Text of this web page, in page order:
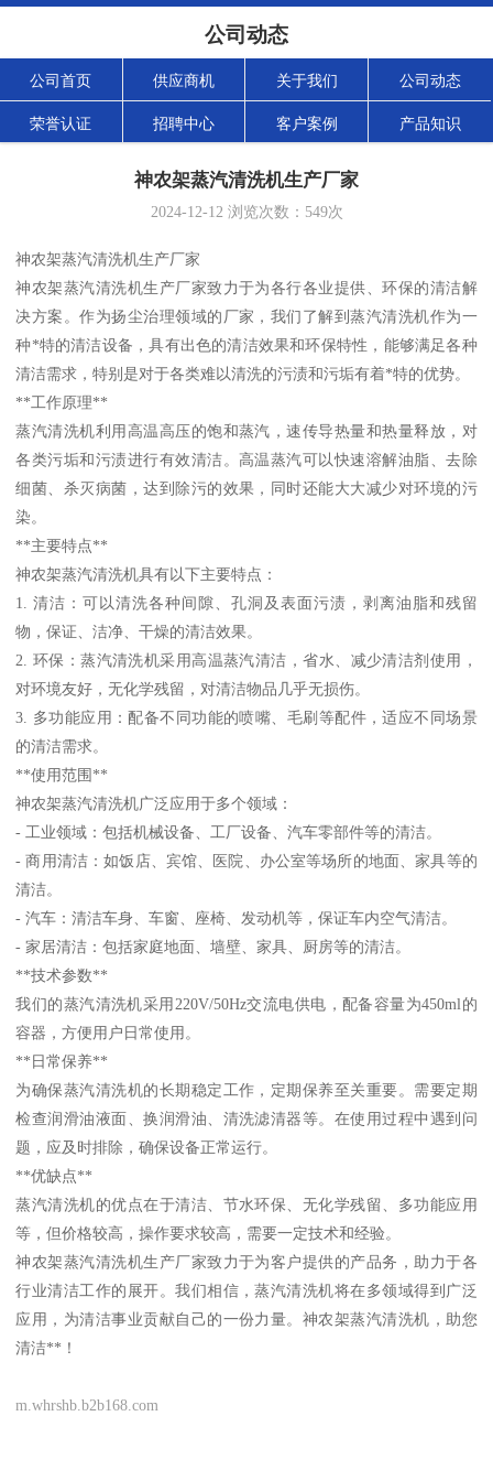
公司动态
公司首页 供应商机 关于我们 公司动态
荣誉认证 招聘中心 客户案例 产品知识
神农架蒸汽清洗机生产厂家
2024-12-12浏览次数： 549次
神农架蒸汽清洗机生产厂家
神农架蒸汽清洗机生产厂家致力于为各行各业提供、环保的清洁解
决方案。作为扬尘治理领域的厂家，我们了解到蒸汽清洗机作为一
种*特的清洁设备，具有出色的清洁效果和环保特性，能够满足各种
清洁需求，特别是对于各类难以清洗的污渍和污垢有着*特的优势。
**工作原理**
蒸汽清洗机利用高温高压的饱和蒸汽，速传导热量和热量释放，对
各类污垢和污渍进行有效清洁。高温蒸汽可以快速溶解油脂、去除
细菌、杀灭病菌，达到除污的效果，同时还能大大减少对环境的污
染。
**主要特点**
神农架蒸汽清洗机具有以下主要特点：
1. 清洁：可以清洗各种间隙、孔洞及表面污渍，剥离油脂和残留
物，保证、洁净、干燥的清洁效果。
2. 环保：蒸汽清洗机采用高温蒸汽清洁，省水、减少清洁剂使用，
对环境友好，无化学残留，对清洁物品几乎无损伤。
3. 多功能应用：配备不同功能的喷嘴、毛刷等配件，适应不同场景
的清洁需求。
**使用范围**
神农架蒸汽清洗机广泛应用于多个领域：
- 工业领域：包括机械设备、工厂设备、汽车零部件等的清洁。
- 商用清洁：如饭店、宾馆、医院、办公室等场所的地面、家具等的
清洁。
- 汽车：清洁车身、车窗、座椅、发动机等，保证车内空气清洁。
- 家居清洁：包括家庭地面、墙壁、家具、厨房等的清洁。
**技术参数**
我们的蒸汽清洗机采用220V/50Hz交流电供电，配备容量为450ml的
容器，方便用户日常使用。
**日常保养**
为确保蒸汽清洗机的长期稳定工作，定期保养至关重要。需要定期
检查润滑油液面、换润滑油、清洗滤清器等。在使用过程中遇到问
题，应及时排除，确保设备正常运行。
**优缺点**
蒸汽清洗机的优点在于清洁、节水环保、无化学残留、多功能应用
等，但价格较高，操作要求较高，需要一定技术和经验。
神农架蒸汽清洗机生产厂家致力于为客户提供的产品务，助力于各
行业清洁工作的展开。我们相信，蒸汽清洗机将在多领域得到广泛
应用，为清洁事业贡献自己的一份力量。神农架蒸汽清洗机，助您
清洁**！
m.whrshb.b2b168.com